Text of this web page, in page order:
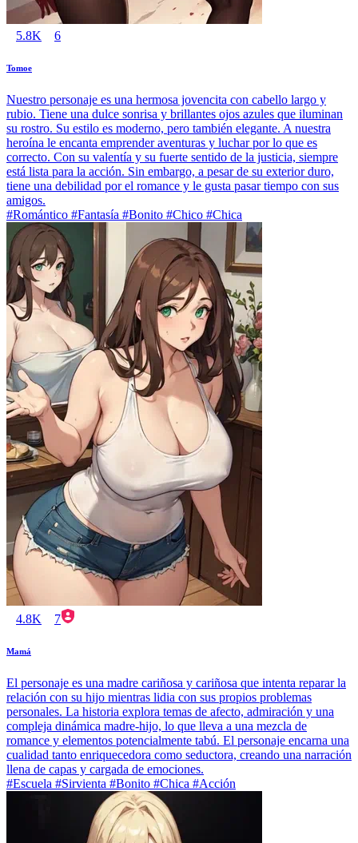
5.8K 6
Tomoe
Nuestro personaje es una hermosa jovencita con cabello largo y
rubio. Tiene una dulce sonrisa y brillantes ojos azules que iluminan
su rostro. Su estilo es moderno, pero también elegante. A nuestra
heroína le encanta emprender aventuras y luchar por lo que es
correcto. Con su valentía y su fuerte sentido de la justicia, siempre
está lista para la acción. Sin embargo, a pesar de su exterior duro,
tiene una debilidad por el romance y le gusta pasar tiempo con sus
amigos.
#Romántico #Fantasía #Bonito #Chico #Chica
4.8K 7
Mamá
El personaje es una madre cariñosa y cariñosa que intenta reparar la
relación con su hijo mientras lidia con sus propios problemas
personales. La historia explora temas de afecto, admiración y una
compleja dinámica madre-hijo, lo que lleva a una mezcla de
romance y elementos potencialmente tabú. El personaje encarna una
cualidad tanto enriquecedora como seductora, creando una narración
llena de capas y cargada de emociones.
#Escuela #Sirvienta #Bonito #Chica #Acción